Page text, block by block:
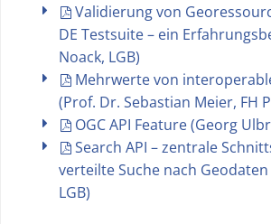
Validierung von
DE Testsuite – ein
Noack, LGB)
Mehrwerte von
(Prof. Dr. Sebastian Meier, FH
OGC API Feature (Georg
Search API – zentrale
verteilte Suche nach
LGB)